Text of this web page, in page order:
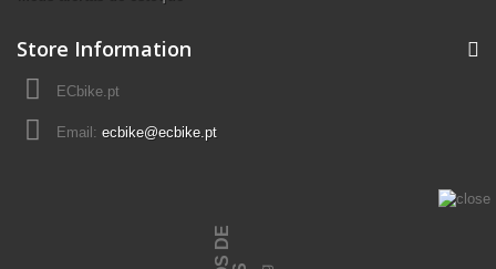
Store Information
ECbike.pt
Email: ecbike@ecbike.pt